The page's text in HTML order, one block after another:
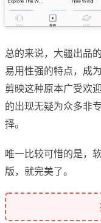
总的来说，大疆出品
易用性强的特点，成
剪映这种原本广受欢
的出现无疑为众多非
择。
唯一比较可惜的是，
版，就完美了。